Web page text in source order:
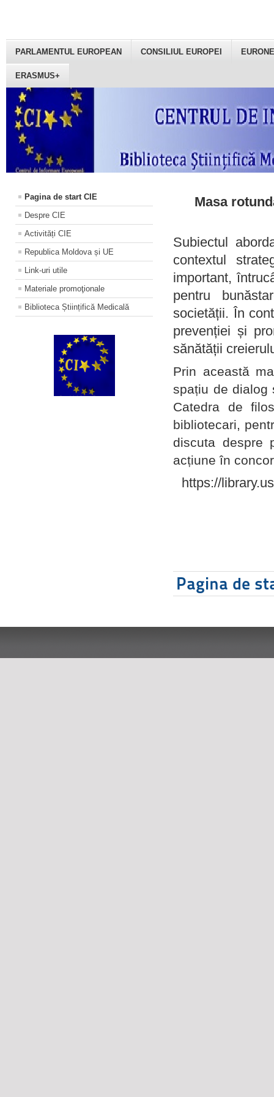
PARLAMENTUL EUROPEAN CONSILIUL EUROPEI
ERASMUS+
Pagina de start CIE
Despre CIE
Activități CIE
Republica Moldova și UE
Link-uri utile
Materiale promoţionale
Biblioteca Științifică Medicală
Masa
Subiectul
contextul
important,
pentru
societății. În
prevenției și
sănătății
Prin această
spațiu de dialog
Catedra de
bibliotecari,
discuta despre
acțiune în
https://
Pagina de